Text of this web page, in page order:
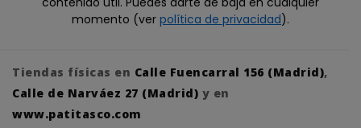
momento (ver política de privacidad).
Tiendas físicas en Calle Fuencarral 156 (Madrid),
Calle de Narváez 27 (Madrid) y en
www.patitasco.com